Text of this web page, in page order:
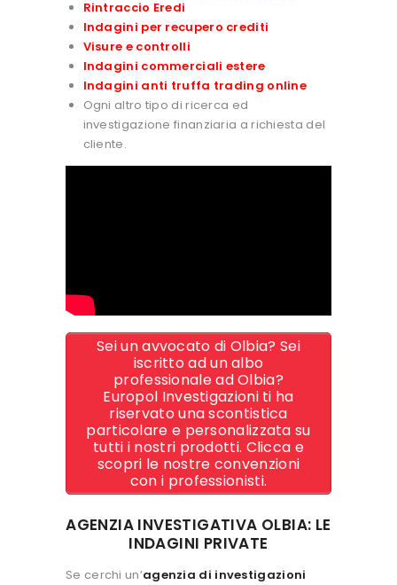
Rintraccio Eredi
Indagini per recupero crediti
Visure e controlli
Indagini commerciali estere
Indagini anti truffa trading online
Ogni altro tipo di ricerca ed
investigazione finanziaria a richiesta del
cliente.
Sei un avvocato di Olbia? Sei
iscritto ad un albo
professionale ad Olbia?
Europol Investigazioni ti ha
riservato una scontistica
particolare e personalizzata su
tutti i nostri prodotti. Clicca e
scopri le nostre convenzioni
con i professionisti.
AGENZIA INVESTIGATIVA OLBIA: LE
INDAGINI PRIVATE
Se cerchi un’agenzia di investigazioni